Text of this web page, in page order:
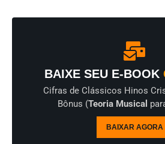
BAIXE SEU E-BOOK
Cifras de Clássicos Hinos
Bônus (Teoria Musical
BAIXAR AGORA